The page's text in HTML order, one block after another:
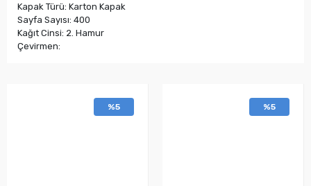
Kapak Türü: Karton Kapak
Sayfa Sayısı: 400
Kağıt Cinsi: 2. Hamur
Çevirmen:
%5 %5